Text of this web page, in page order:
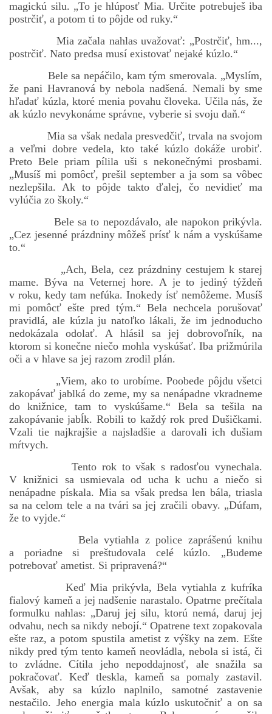
magickú silu. „To je hlúposť Mia. Určite potrebuješ iba
postrčiť, a potom ti to pôjde od ruky.“
Mia začala nahlas uvažovať: „Postrčiť, hm...,
postrčiť. Nato predsa musí existovať nejaké kúzlo.“
Bele sa nepáčilo, kam tým smerovala. „Myslím,
že pani Havranová by nebola nadšená. Nemali by sme
hľadať kúzla, ktoré menia povahu človeka. Učila nás, že
ak kúzlo nevykonáme správne, vyberie si svoju daň.“
Mia sa však nedala presvedčiť, trvala na svojom
a veľmi dobre vedela, kto také kúzlo dokáže urobiť.
Preto Bele priam pílila uši s nekonečnými prosbami.
„Musíš mi pomôcť, prešil september a ja som sa vôbec
nezlepšila. Ak to pôjde takto ďalej, čo nevidieť ma
vylúčia zo školy.“
Bele sa to nepozdávalo, ale napokon prikývla.
„Cez jesenné prázdniny môžeš prísť k nám a vyskúšame
to.“
„Ach, Bela, cez prázdniny cestujem k starej
mame. Býva na Veternej hore. A je to jediný týždeň
v roku, kedy tam nefúka. Inokedy ísť nemôžeme. Musíš
mi pomôcť ešte pred tým.“ Bela nechcela porušovať
pravidlá, ale kúzla ju natoľko lákali, že im jednoducho
nedokázala odolať. A hlásil sa jej dobrovoľník, na
ktorom si konečne niečo mohla vyskúšať. Iba prižmúrila
oči a v hlave sa jej razom zrodil plán.
„Viem, ako to urobíme. Poobede pôjdu všetci
zakopávať jablká do zeme, my sa nenápadne vkradneme
do knižnice, tam to vyskúšame.“ Bela sa tešila na
zakopávanie jabĺk. Robili to každý rok pred Dušičkami.
Vzali tie najkrajšie a najsladšie a darovali ich dušiam
mŕtvych.
Tento rok to však s radosťou vynechala.
V knižnici sa usmievala od ucha k uchu a niečo si
nenápadne pískala. Mia sa však predsa len bála, triasla
sa na celom tele a na tvári sa jej zračili obavy. „Dúfam,
že to vyjde.“
Bela vytiahla z police zaprášenú knihu
a poriadne si preštudovala celé kúzlo. „Budeme
potrebovať ametist. Si pripravená?“
Keď Mia prikývla, Bela vytiahla z kufríka
fialový kameň a jej nadšenie narastalo. Opatrne prečítala
formulku nahlas: „Daruj jej silu, ktorú nemá, daruj jej
odvahu, nech sa nikdy nebojí.“ Opatrene text zopakovala
ešte raz, a potom spustila ametist z výšky na zem. Ešte
nikdy pred tým tento kameň neovládla, nebola si istá, či
to zvládne. Cítila jeho nepoddajnosť, ale snažila sa
pokračovať. Keď tleskla, kameň sa pomaly zastavil.
Avšak, aby sa kúzlo naplnilo, samotné zastavenie
nestačilo. Jeho energia mala kúzlo uskutočniť a on sa